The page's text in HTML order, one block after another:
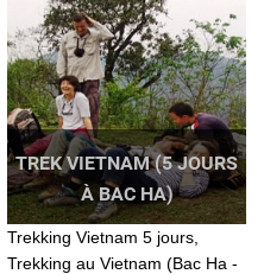
TREK VIETNAM (5 JOURS
À BAC HA)
Trekking Vietnam 5 jours,
Trekking au Vietnam (Bac Ha -